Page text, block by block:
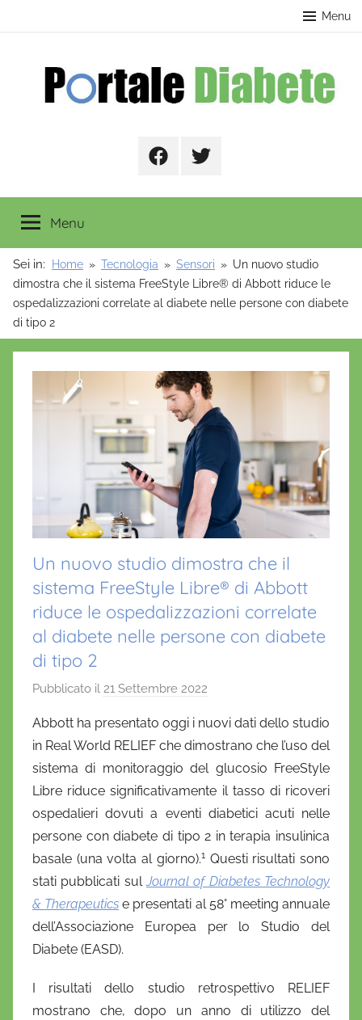
Menu
FacebookTwitter
Menu
Sei in: Home Tecnologia Sensori
Un nuovo studio
dimostra che il sistema FreeStyle Libre® di Abbott riduce le
ospedalizzazioni correlate al diabete nelle persone con diabete
di tipo 2
Un nuovo studio dimostra che il
sistema FreeStyle Libre® di Abbott
riduce le ospedalizzazioni correlate
al diabete nelle persone con diabete
di tipo 2
Pubblicato il 21 Settembre 2022
D
a
n
i
e
l
a
D
f
Abbott ha presentato oggi i nuovi dati dello studio
in Real World RELIEF che dimostrano che l’uso del
sistema di monitoraggio del glucosio FreeStyle
Libre riduce significativamente il tasso di ricoveri
ospedalieri dovuti a eventi diabetici acuti nelle
persone con diabete di tipo 2 in terapia insulinica
basale (una volta al giorno).1Questi risultati sono
stati pubblicati sulJournal of Diabetes Technology
& Therapeutics e presentati al 58° meeting annuale
dell’Associazione Europea per lo Studio del
Diabete (EASD).
I risultati dello studio retrospettivo RELIEF
mostrano che, dopo un anno di utilizzo del